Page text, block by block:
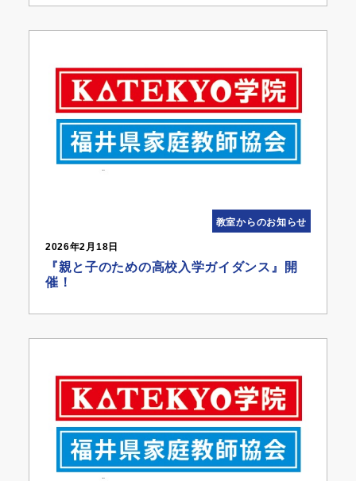
教室からのお知らせ
2026年2月18日
『親と子のための高校入学ガイダンス』開
催！